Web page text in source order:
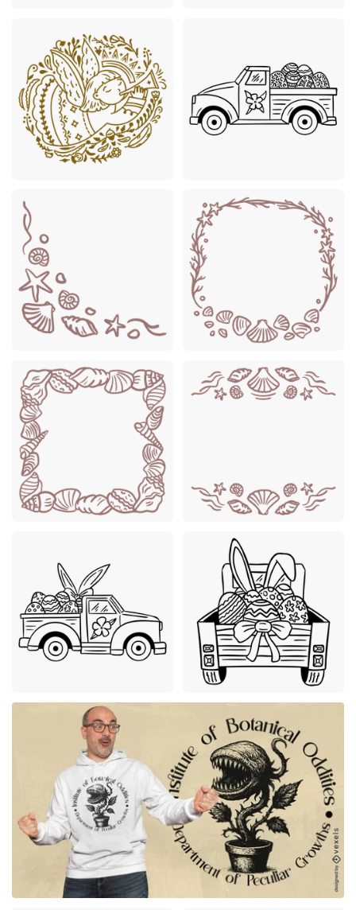
Premium
Premium
Premium Premium
Premium
Merch